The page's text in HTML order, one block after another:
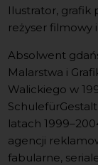
Ilustrator, grafik
reżyser filmowy
Absolwent
Malarstwa i
Walickiego w
latach
agencji
fabularne,